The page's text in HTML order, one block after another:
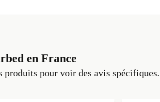
en France
produits pour voir des avis spécifiques.